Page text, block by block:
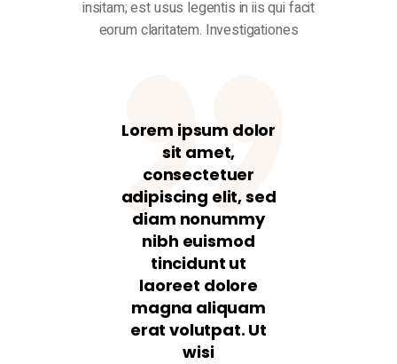
insitam; est usus legentis in iis qui facit
eorum claritatem. Investigationes
Lorem ipsum dolor
sit amet,
consectetuer
adipiscing elit, sed
diam nonummy
nibh euismod
tincidunt ut
laoreet dolore
magna aliquam
erat volutpat. Ut
wisi